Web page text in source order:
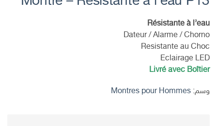
Résistante à l’eau
Dateur / Alarme / Chorno
Resistante au Choc
Eclairage LED
Livré avec Boîtier
وسم:Montres pour Hommes